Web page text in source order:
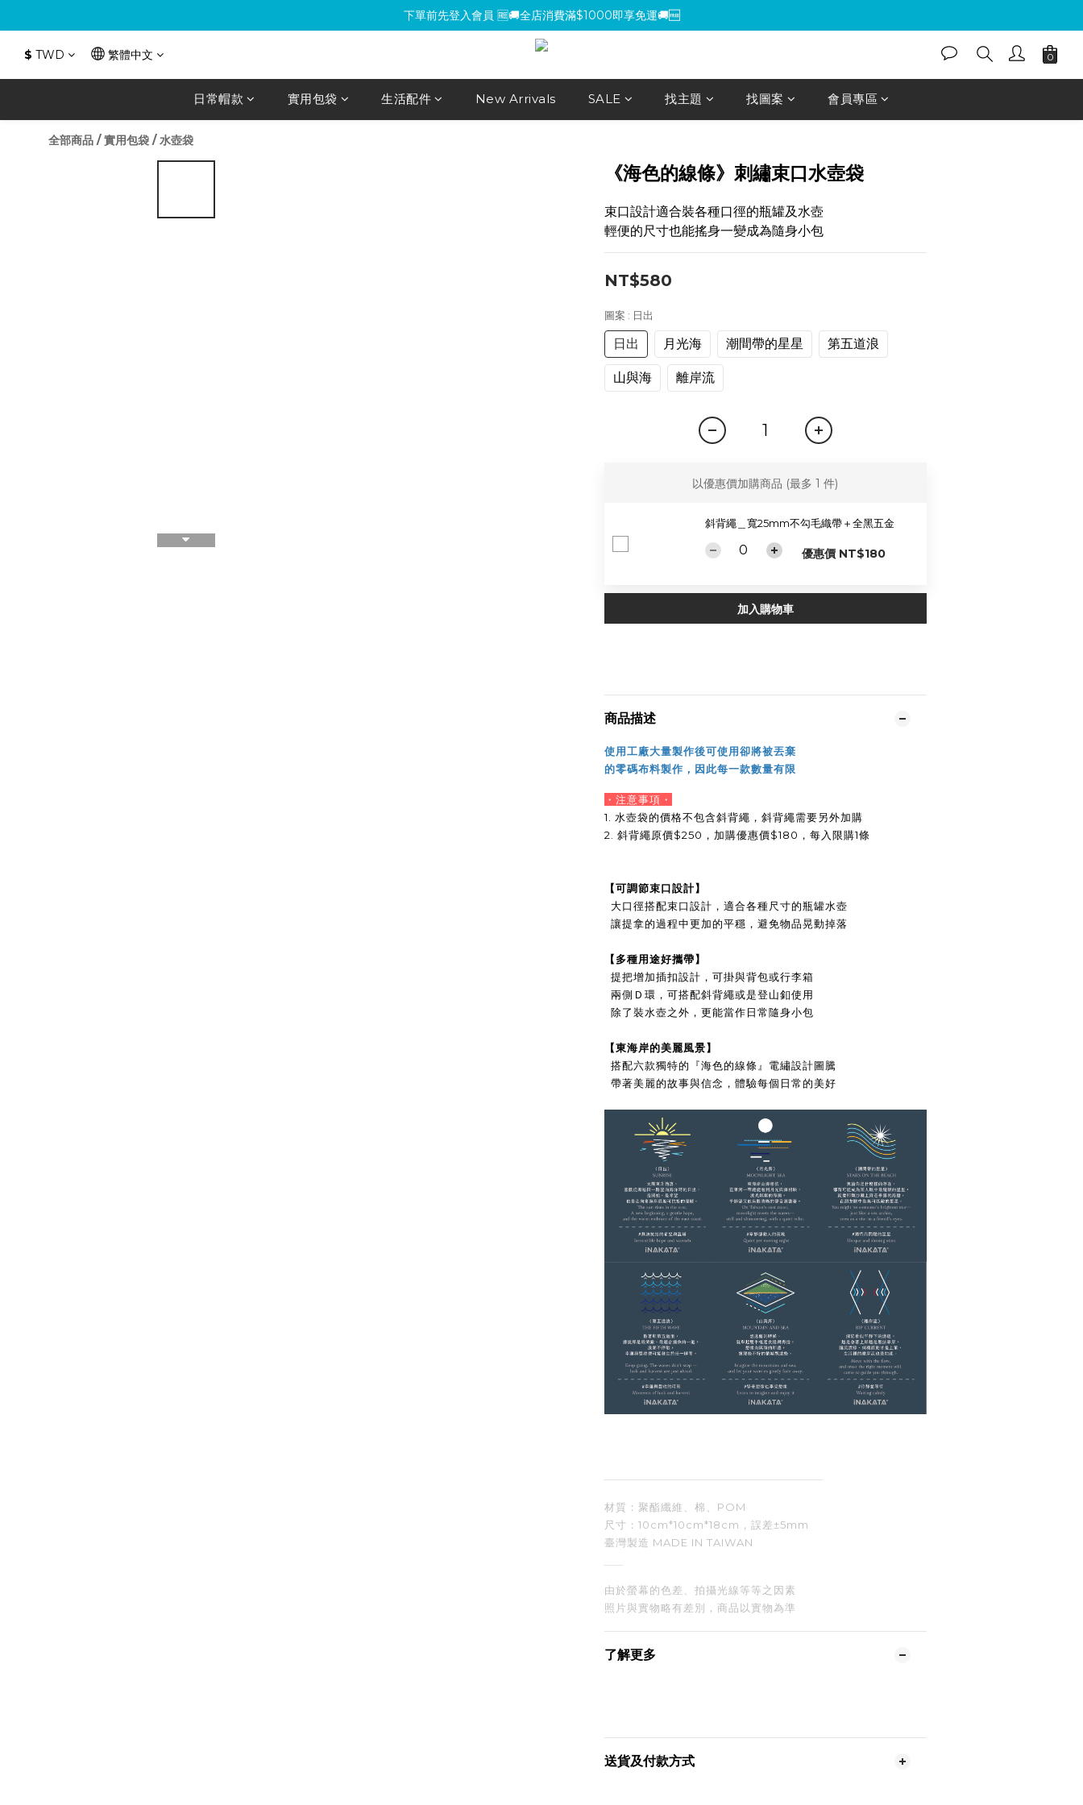
下單前先登入會員 🆓🚚全店消費滿$1000即享免運🚚🆓
下單前先登入會員 🆓🚚全店消費滿$1000即享免運🚚🆓
【環保杯套優惠】指定系列任選 2 件 即減 NT$200 ，買越多省越多！
【買包送氈】購買小方包、mini包系列，即贈魔鬼氈（隨機款式）
下單前先登入會員 🆓🚚全店消費滿$1000即享免運🚚🆓
$ TWD 繁體中文
日常帽款 實用包袋 生活配件 New Arrivals SALE 找主題 找圖案 會員專區
全部商品 /實用包袋 /水壺袋
《海色的線條》刺繡束口水壺袋
束口設計適合裝各種口徑的瓶罐及水壺
輕便的尺寸也能搖身一變成為隨身小包
NT$580
圖案 : 日出
日出 月光海 潮間帶的星星 第五道浪
山與海 離岸流
以優惠價加購商品 (最多 1 件)
斜背繩＿寬25mm不勾毛織帶＋全黑五金
優惠價 NT$180
加入購物車
商品描述
使用工廠大量製作後可使用卻將被丟棄
的零碼布料製作，因此每一款數量有限
・注意事項 ・
1.
水壺袋的價格不包含斜背繩， 斜背繩需要另外加購
2.
斜背繩原價$250，加購優惠價$180，每入限購1條
【可調節束口設計】
大口徑搭配束口設計， 適合各種尺寸的瓶罐水壺
讓提拿的過程中更加的平穩， 避免物品晃動掉落
【多種用途好攜帶】
提把增加插扣設計，可掛與背包或行李箱
兩側Ｄ環，可搭配斜背繩或是登山釦使用
除了裝水壺之外， 更能當作日常隨身小包
【東海岸的美麗風景】
搭配六款獨特的『海色的線條』電繡設計圖騰
帶著美麗的故事與信念，體驗每個日常的美好
材質：聚酯纖維、棉、POM
尺寸：10cm*10cm*18cm ，誤差±5mm
臺灣製造 MADE IN TAIWAN
由於螢幕的色差、拍攝光線等等之因素
照片與實物略有差別， 商品以實物為準
了解更多
送貨及付款方式